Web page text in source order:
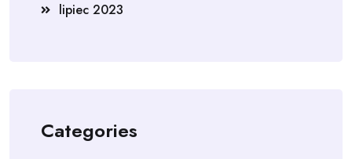
lipiec 2023
Categories